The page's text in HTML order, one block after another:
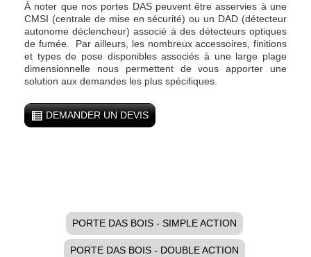
À noter que nos portes DAS peuvent être asservies à une
CMSI (centrale de mise en sécurité) ou un DAD (détecteur
autonome déclencheur) associé à des détecteurs optiques
de fumée. Par ailleurs, les nombreux accessoires, finitions
et types de pose disponibles associés à une large plage
dimensionnelle nous permettent de vous apporter une
solution aux demandes les plus spécifiques.
DEMANDER UN DEVIS
PORTE DAS BOIS - SIMPLE ACTION
PORTE DAS BOIS - DOUBLE ACTION